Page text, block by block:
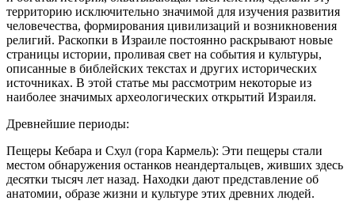
территорию исключительно значимой для изучения развития
человечества, формирования цивилизаций и возникновения
религий. Раскопки в Израиле постоянно раскрывают новые
страницы истории, проливая свет на события и культуры,
описанные в библейских текстах и других исторических
источниках. В этой статье мы рассмотрим некоторые из
наиболее значимых археологических открытий Израиля.
Древнейшие периоды:
Пещеры Кебара и Схул (гора Кармель): Эти пещеры стали
местом обнаружения останков неандертальцев, живших здесь
десятки тысяч лет назад. Находки дают представление об
анатомии, образе жизни и культуре этих древних людей.